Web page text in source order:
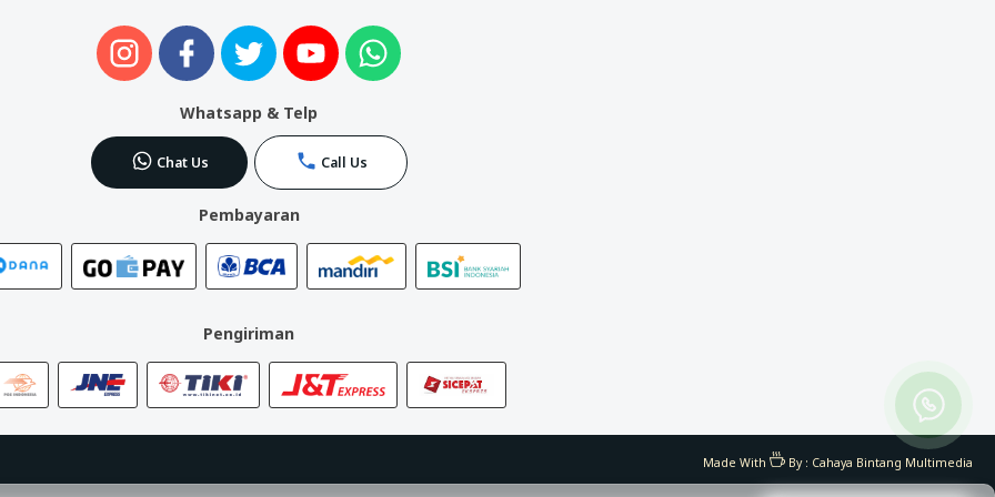
Whatsapp & Telp
Chat Us Call Us
Pembayaran
Pengiriman
Made With By : Cahaya Bintang Multimedia